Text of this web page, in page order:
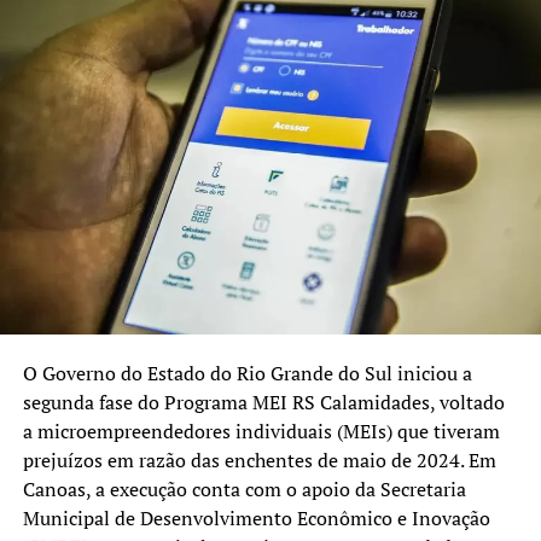
municípios gaúchos que registram grandes áreas embaixo
d’água e um número muito alto de pessoas acolhidas em
abrigos.
“São 80 mil pessoas em
abrigos. Essa é uma
questão chave para nós
agora. As condições dos
abrigos. Garantir
alimentação, água potável,
remédio, assistência”,
disse.
Pimenta afirmou que as prefeituras podem incluir nos
O Governo do Estado do Rio Grande do Sul iniciou a
segunda fase do Programa MEI RS Calamidades, voltado
a microempreendedores individuais (MEIs) que tiveram
prejuízos em razão das enchentes de maio de 2024. Em
Canoas, a execução conta com o apoio da Secretaria
Municipal de Desenvolvimento Econômico e Inovação